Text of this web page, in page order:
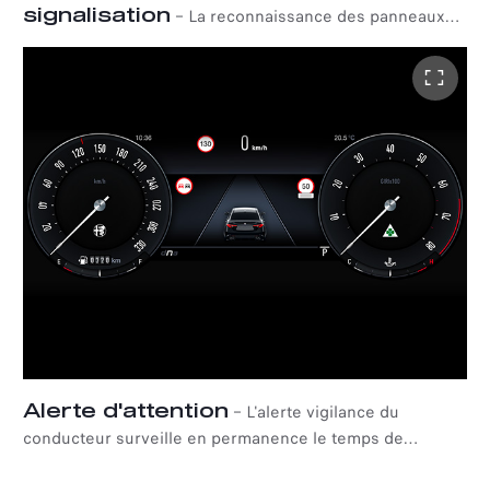
signalisation – La reconnaissance des panneaux
de signalisation détecte les panneaux de signalisation
les plus courants et les indique au conducteur en temps
réel, notamment les limitations de vitesse, les panneaux
Alerte d'attention – L'alerte vigilance du
conducteur surveille en permanence le temps de